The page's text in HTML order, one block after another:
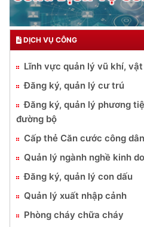
DỊCH VỤ CÔNG
Lĩnh vực quản lý vũ khí,
Đăng ký, quản lý cư trú
Đăng ký, quản lý phương
đường bộ
Cấp thẻ Căn cước công dân
Quản lý ngành nghề kinh
Đăng ký, quản lý con dấu
Quản lý xuất nhập cảnh
Phòng cháy chữa cháy